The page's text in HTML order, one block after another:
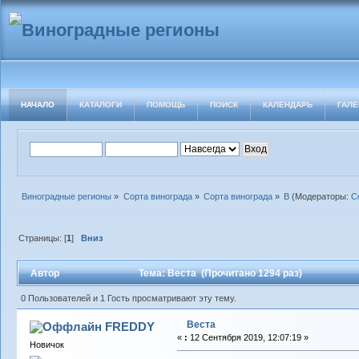
НАЧАЛО КАТАЛОГИ ПОМОЩЬ ПОИСК КАЛЕНДАРЬ
Виноградные регионы » Сорта винограда» Сорта винограда» В (Модераторы:
Страницы: [1] Вниз
Автор Тема: Веста (Прочитано 1294 раз)
0 Пользователей и 1 Гость просматривают эту тему.
FREDDY
Новичок
Веста
« : 12 Сентября 2019, 12:07:19 »